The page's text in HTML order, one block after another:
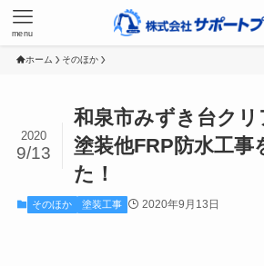
menu
ホーム そのほか
和泉市みずき台ク
塗装他FRP防水工事
た！
2020
9/13
そのほか 塗装工事 2020年9月13日